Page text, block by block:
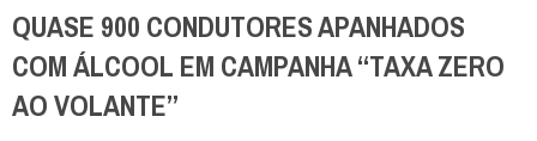
QUASE 900 CONDUTORES APANHADOS
COM ÁLCOOL EM CAMPANHA “TAXA ZERO
AO VOLANTE”